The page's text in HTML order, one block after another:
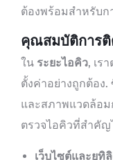
ต้องพร้อมสำหรับก
คุณสมบัติการติ
ใน ระยะไอคิว, เร
ตั้งค่าอย่างถูกต้อง.
และสภาพแวดล้อม
ตรวจไอคิวที่สำคัญ
เว็บไซต์และยูทิ